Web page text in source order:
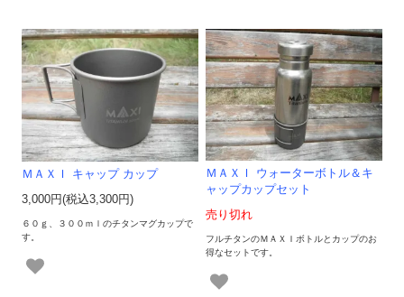
ＭＡＸＩ キャップ カップ
3,000円(税込3,300円)
６０ｇ、３００ｍｌのチタンマグカップで
す。
ＭＡＸＩ ウォーターボトル＆キ
ャップカップセット
売り切れ
フルチタンのＭＡＸＩボトルとカップのお
得なセットです。